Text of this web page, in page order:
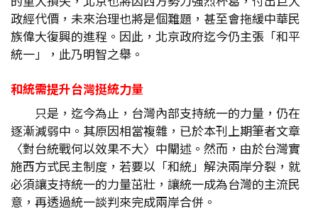
政經代價，未來治理也將是個難題，甚至會拖緩中華民
族偉大復興的進程。因此，北京政府迄今仍主張「和平
統一」，此乃明智之舉。
和統需提升台灣挺統力量
只是，迄今為止，台灣內部支持統一的力量，仍在
逐漸減弱中。其原因相當複雜，已於本刊上期筆者文章
〈對台統戰何以效果不大〉中闡述。然而，由於台灣實
施西方式民主制度，若要以「和統」解決兩岸分裂，就
必須讓支持統一的力量茁壯，讓統一成為台灣的主流民
意，再透過統一談判來完成兩岸合併。